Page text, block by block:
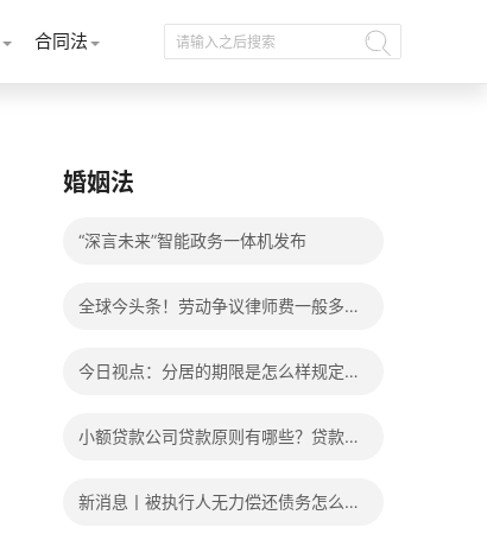
合同法
婚姻法
“深言未来”智能政务一体机发布
全球今头条！劳动争议律师费一般多少
今日视点：分居的期限是怎么样规定
小额贷款公司贷款原则有哪些？贷款不
新消息丨被执行人无力偿还债务怎么